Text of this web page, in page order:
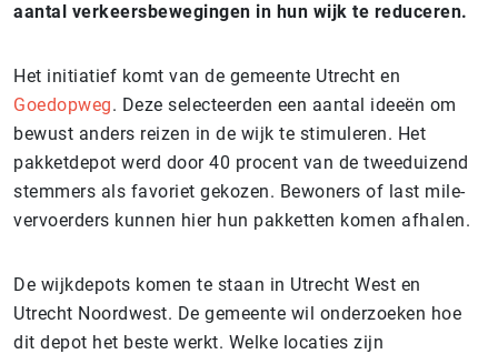
aantal verkeersbewegingen in hun wijk te reduceren.
Het initiatief komt van de gemeente Utrecht en
Goedopweg. Deze selecteerden een aantal ideeën om
bewust anders reizen in de wijk te stimuleren. Het
pakketdepot werd door 40 procent van de tweeduizend
stemmers als favoriet gekozen. Bewoners of last mile-
vervoerders kunnen hier hun pakketten komen afhalen.
De wijkdepots komen te staan in Utrecht West en
Utrecht Noordwest. De gemeente wil onderzoeken hoe
dit depot het beste werkt. Welke locaties zijn